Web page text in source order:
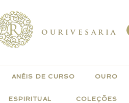
ourivesaria
ANÉIS DE CURSO OURO
ESPIRITUAL COLEÇÕES